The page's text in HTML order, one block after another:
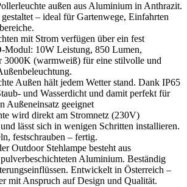
außen aus Aluminium in Anthrazit.
– ideal für Gartenwege, Einfahrten
mit Strom verfügen über ein fest
Modul: 10W Leistung, 850 Lumen,
3000K (warmweiß) für eine stilvolle und
Außen hält jedem Wetter stand. Dank IP65
und Wasserdicht und damit perfekt für
Außeneinsatz geeignet
wird direkt am Stromnetz (230V)
lässt sich in wenigen Schritten installieren.
festschrauben – fertig.
Outdoor Stehlampe besteht aus
Aluminium. Beständig
Entwickelt in Österreich –
mit Anspruch auf Design und Qualität.